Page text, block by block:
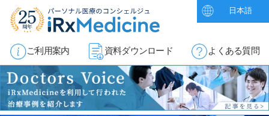
日本語
ご利用案内 資料ダウンロード よくある質問